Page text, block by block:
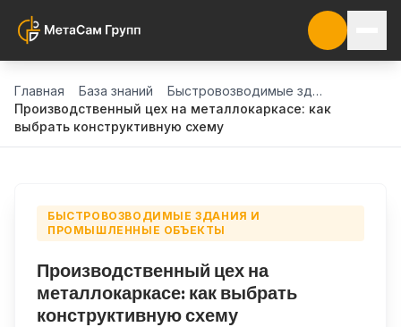
Главная База знаний
Быстровозводимые здания и промышленные объекты
Производственный цех на металлокаркасе: как
выбрать конструктивную схему
БЫСТРОВОЗВОДИМЫЕ ЗДАНИЯ И
ПРОМЫШЛЕННЫЕ ОБЪЕКТЫ
Производственный цех на
металлокаркасе: как выбрать
конструктивную схему